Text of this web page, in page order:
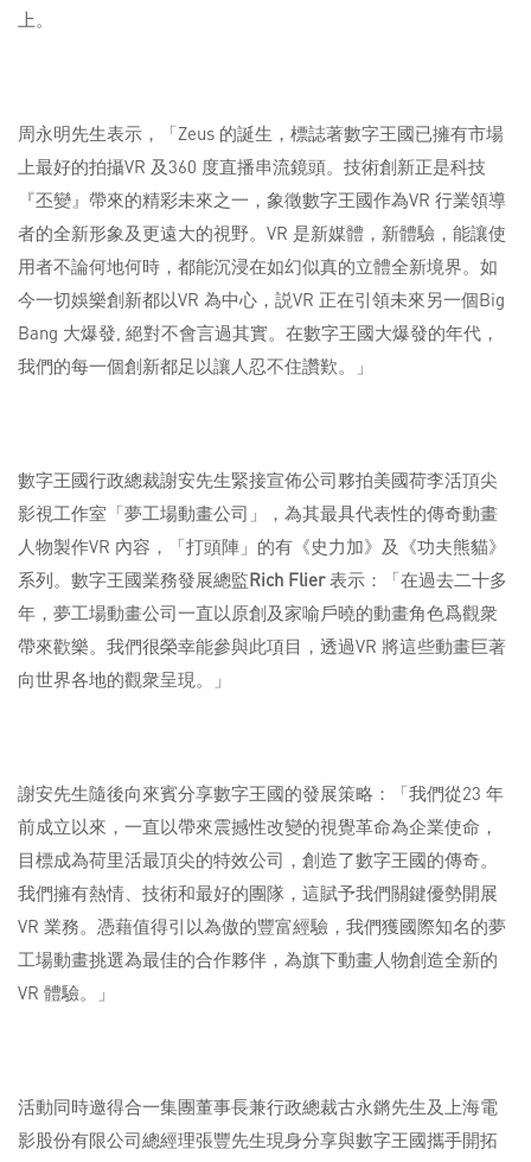
上。
周永明先生表示，「Zeus 的誕生，標誌著數字王國已擁有市場
上最好的拍攝VR 及360 度直播串流鏡頭。技術創新正是科技
『丕變』帶來的精彩未來之一，象徵數字王國作為VR 行業領導
者的全新形象及更遠大的視野。VR 是新媒體，新體驗，能讓使
用者不論何地何時，都能沉浸在如幻似真的立體全新境界。如
今一切娛樂創新都以VR 為中心，説VR 正在引領未來另一個Big
Bang 大爆發, 絕對不會言過其實。在數字王國大爆發的年代，
我們的每一個創新都足以讓人忍不住讚歎。」
數字王國行政總裁謝安先生緊接宣佈公司夥拍美國荷李活頂尖
影視工作室「夢工場動畫公司」，為其最具代表性的傳奇動畫
人物製作VR 內容，「打頭陣」的有《史力加》及《功夫熊貓》
系列。數字王國業務發展總監Rich Flier表示：「在過去二十多
年，夢工場動畫公司一直以原創及家喻戶曉的動畫角色爲觀衆
帶來歡樂。我們很榮幸能參與此項目，透過VR 將這些動畫巨著
向世界各地的觀衆呈現。」
謝安先生隨後向來賓分享數字王國的發展策略：「我們從23 年
前成立以來，一直以帶來震撼性改變的視覺革命為企業使命，
目標成為荷里活最頂尖的特效公司，創造了數字王國的傳奇。
我們擁有熱情、技術和最好的團隊，這賦予我們關鍵優勢開展
VR 業務。憑藉值得引以為傲的豐富經驗，我們獲國際知名的夢
工場動畫挑選為最佳的合作夥伴，為旗下動畫人物創造全新的
VR 體驗。」
活動同時邀得合一集團董事長兼行政總裁古永鏘先生及上海電
影股份有限公司總經理張豐先生現身分享與數字王國攜手開拓